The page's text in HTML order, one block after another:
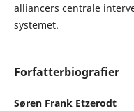
alliancers centrale
systemet.
Forfatterbiografier
Søren Frank Etzerodt